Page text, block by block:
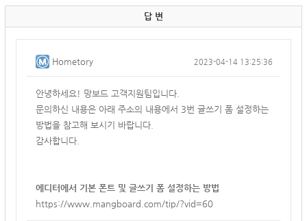
답 변
Hometory 2023-04-14 13:25:36
안녕하세요! 망보드 고객지원팀입니다.
문의하신 내용은 아래 주소의 내용에서 3번 글쓰기 폼 설정하는
방법을 참고해 보시기 바랍니다.
감사합니다.
에디터에서 기본 폰트 및 글쓰기 폼 설정하는 방법
https://www.mangboard.com/tip/?vid=60